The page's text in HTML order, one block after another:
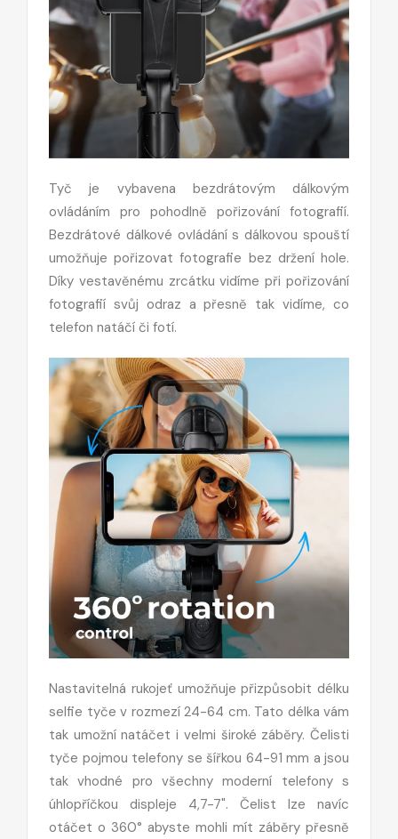
Tyč je vybavena bezdrátovým dálkovým
ovládáním pro pohodlně pořizování fotografií.
Bezdrátové dálkové ovládání s dálkovou spouští
umožňuje pořizovat fotografie bez držení hole.
Díky vestavěnému zrcátku vidíme při pořizování
fotografií svůj odraz a přesně tak vidíme, co
telefon natáčí či fotí.
Nastavitelná rukojeť umožňuje přizpůsobit délku
selfie tyče v rozmezí 24-64 cm. Tato délka vám
tak umožní natáčet i velmi široké záběry. Čelisti
tyče pojmou telefony se šířkou 64-91 mm a jsou
tak vhodné pro všechny moderní telefony s
úhlopříčkou displeje 4,7-7". Čelist lze navíc
otáčet o 360° abyste mohli mít záběry přesně